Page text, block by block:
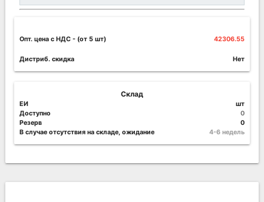
Опт. цена c НДС - (от 5 шт) 42306.55
Дистриб. скидка Нет
Склад
ЕИ
шт
Доступно
0
Резерв
0
В случае отсутствия на складе, ожидание
4-6 недель